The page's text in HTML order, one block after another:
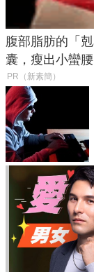
腹部脂肪的「
囊，瘦出小蠻腰
PR（新素簡）